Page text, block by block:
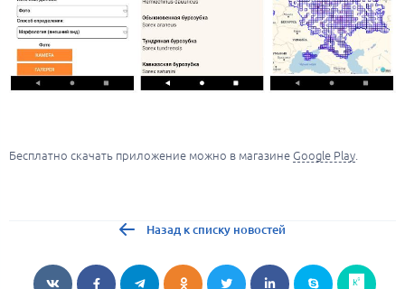
Бесплатно скачать приложение можно в магазине Google Play
Назад к списку новостей